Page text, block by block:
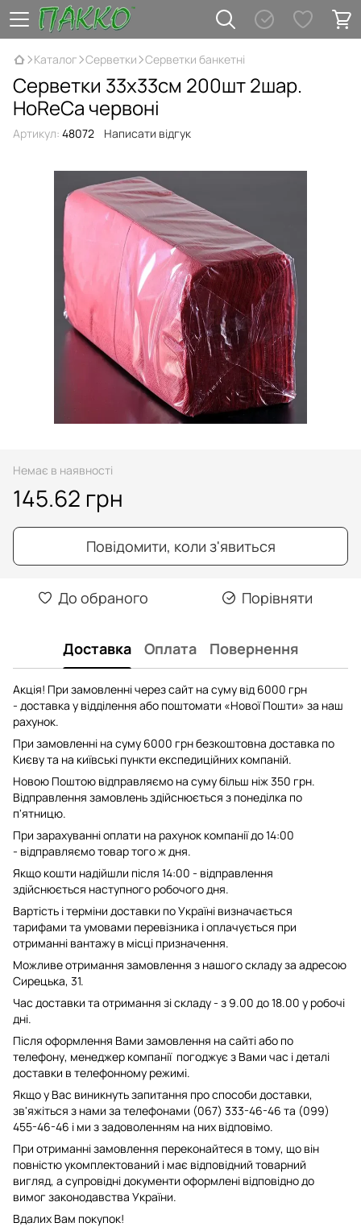
Каталог Серветки Серветки банкетні
Серветки 33х33см 200шт 2шар.
HoReCa червоні
Артикул: 48072 Написати відгук
Немає в наявності
145.62 грн
Повідомити, коли з'явиться
До обраного Порівняти
Доставка Оплата Повернення
Акція! При замовленні через сайт на суму від 6000 грн
- доставка у відділення або поштомати «Нової Пошти» за наш
рахунок.
При замовленні на суму 6000 грн безкоштовна доставка по
Києву та на київські пункти експедиційних компаній.
Новою Поштою відправляємо на суму більш ніж 350 грн.
Відправлення замовлень здійснюється з понеділка по
п'ятницю.
При зарахуванні оплати на рахунок компанії до 14:00
- відправляємо товар того ж дня.
Якщо кошти надійшли після 14:00 - відправлення
здійснюється наступного робочого дня.
Вартість і терміни доставки по Україні визначається
тарифами та умовами перевізника і оплачується при
отриманні вантажу в місці призначення.
Можливе отримання замовлення з нашого складу за адресою
Сирецька, 31.
Час доставки та отримання зі складу - з 9.00 до 18.00 у робочі
дні.
Після оформлення Вами замовлення на сайті або по
телефону, менеджер компанії погоджує з Вами час і деталі
доставки в телефонному режимі.
Якщо у Вас виникнуть запитання про способи доставки,
зв'яжіться з нами за телефонами (067) 333-46-46 та (099)
455-46-46 і ми з задоволенням на них відповімо.
При отриманні замовлення переконайтеся в тому, що він
повністю укомплектований і має відповідний товарний
вигляд, а супровідні документи оформлені відповідно до
вимог законодавства України.
Вдалих Вам покупок!